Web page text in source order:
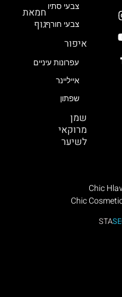
צבעי סתיו
צבעי חורף
איפור
עפרונות עיניים
אייליינר
שפתון
שמן
מרוקאי
לשיער
חמאת
גוף
Chic
STA